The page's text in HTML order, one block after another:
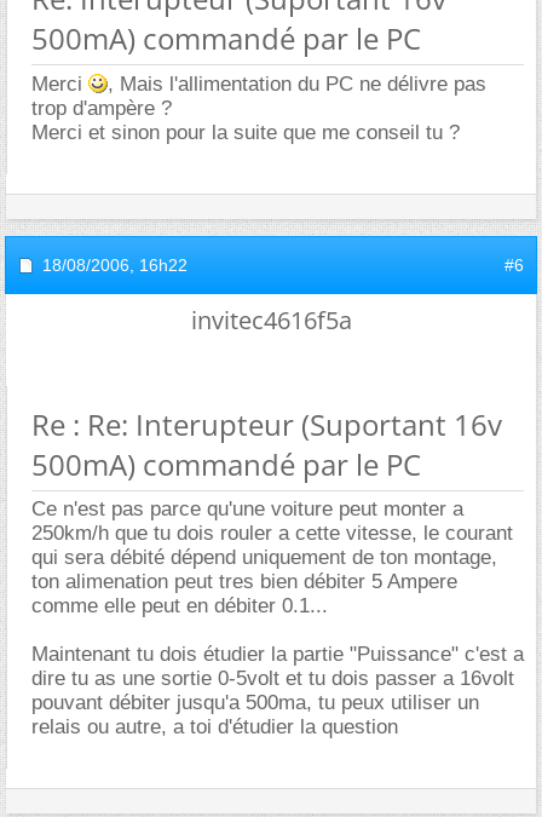
500mA) commandé par le PC
Merci
, Mais l'allimentation du PC ne délivre pas
trop d'ampère ?
Merci et sinon pour la suite que me conseil tu ?
18/08/2006, 16h22 #6
invitec4616f5a
Re : Re: Interupteur (Suportant 16v
500mA) commandé par le PC
Ce n'est pas parce qu'une voiture peut monter a
250km/h que tu dois rouler a cette vitesse, le courant
qui sera débité dépend uniquement de ton montage,
ton alimenation peut tres bien débiter 5 Ampere
comme elle peut en débiter 0.1...
Maintenant tu dois étudier la partie "Puissance" c'est a
dire tu as une sortie 0-5volt et tu dois passer a 16volt
pouvant débiter jusqu'a 500ma, tu peux utiliser un
relais ou autre, a toi d'étudier la question